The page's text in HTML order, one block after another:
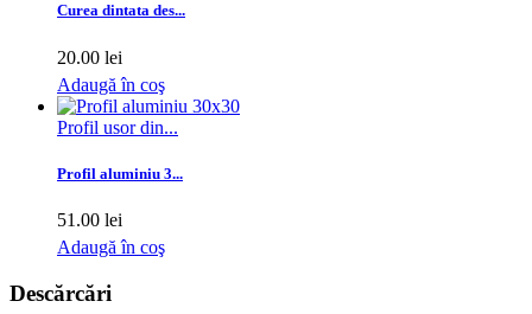
Curea dintata des...
20.00 lei
Adaugă în coş
Profil usor din...
Profil aluminiu 3...
51.00 lei
Adaugă în coş
Descărcări